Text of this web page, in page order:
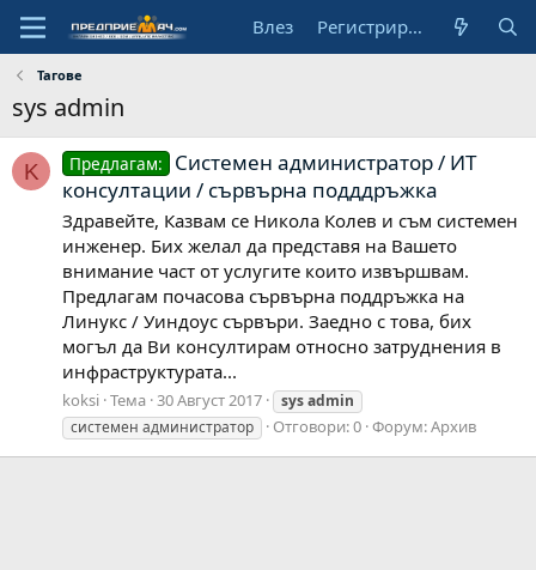
Влез Регистрирай се
Тагове
sys admin
K Предлагам:
Системен администратор / ИТ
консултации / сървърна подддръжка
Здравейте, Казвам се Никола Колев и съм системен
инженер. Бих желал да представя на Вашето
внимание част от услугите които извършвам.
Предлагам почасова сървърна поддръжка на
Линукс / Уиндоус сървъри. Заедно с това, бих
могъл да Ви консултирам относно затруднения в
инфраструктурата...
koksi Тема 30 Август 2017 sysadmin
системен администратор
Отговори: 0 Форум:Архив